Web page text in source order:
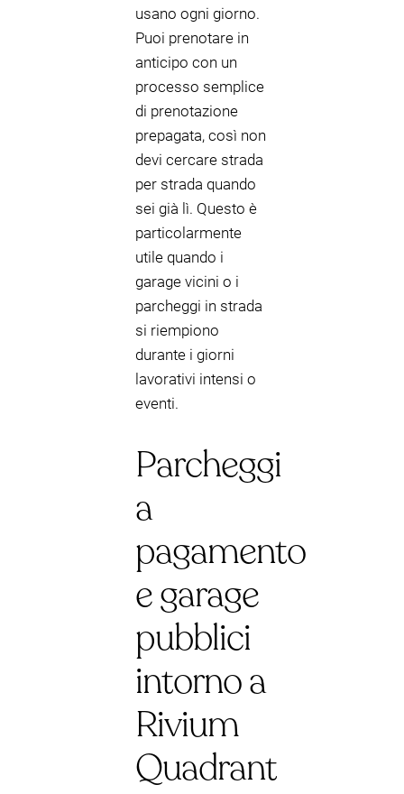
usano ogni giorno.
Puoi prenotare in
anticipo con un
processo semplice
di prenotazione
prepagata, così non
devi cercare strada
per strada quando
sei già lì. Questo è
particolarmente
utile quando i
garage vicini o i
parcheggi in strada
si riempiono
durante i giorni
lavorativi intensi o
eventi.
Parcheggi
a
pagamento
e garage
pubblici
intorno a
Rivium
Quadrant